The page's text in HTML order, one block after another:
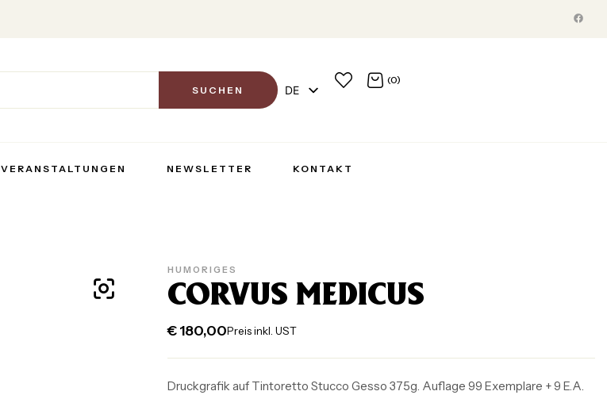
SUCHEN DE
(0)
VERANSTALTUNGEN NEWSLETTER KONTAKT
HUMORIGES
CORVUS MEDICUS
€180,00Preis inkl. UST
Druckgrafik auf Tintoretto Stucco Gesso 375g. Auflage 99 Exemplare + 9 E.A.